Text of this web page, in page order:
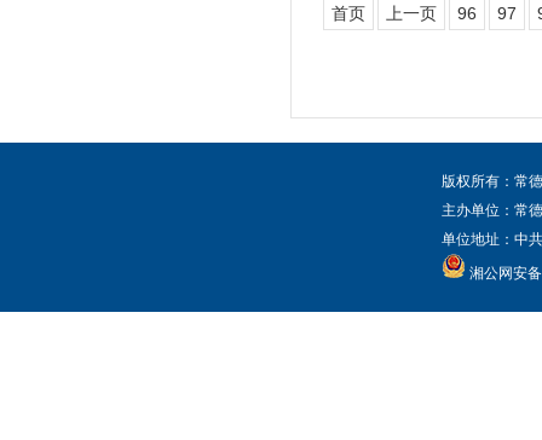
首页 上一页 96 97
版权所有：常
主办单位：常
单位地址：中
湘公网安